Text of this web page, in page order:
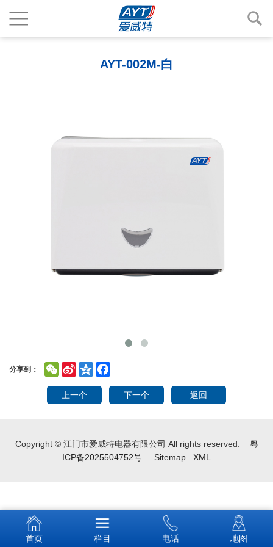
AYT-002M-白
分享到： WeChatSina
Weibo
Qzone
上一个 下一个 返回
Copyright © 江门市爱威特电器有限公司 All rights reserved. 粤
ICP备2025504752号
Sitemap XML
首页 栏目 电话 地图